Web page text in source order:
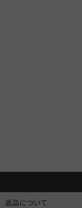
返品について